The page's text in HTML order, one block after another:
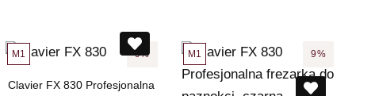
9%
M1
Clavier FX 830 Profesjonalna
9%
M1